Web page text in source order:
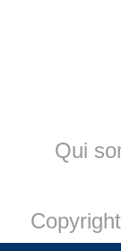
Qui